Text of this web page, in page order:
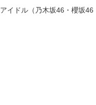
アイドル（乃木坂46・櫻坂46